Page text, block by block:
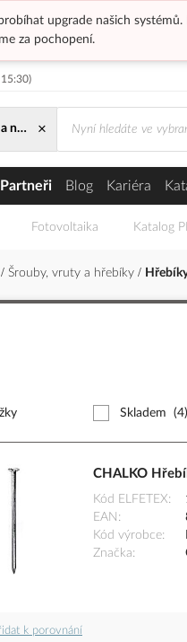
upgrade našich
za pochopení.
15:30)
nýty
×
Partneři Blog Kariéra
Fotovoltaika Katalog
Šrouby, vruty a hřebíky
Skladem (4)
CHALKO
Kód ELFETEX
EAN
Kód výrobce
Značka
k porovnání